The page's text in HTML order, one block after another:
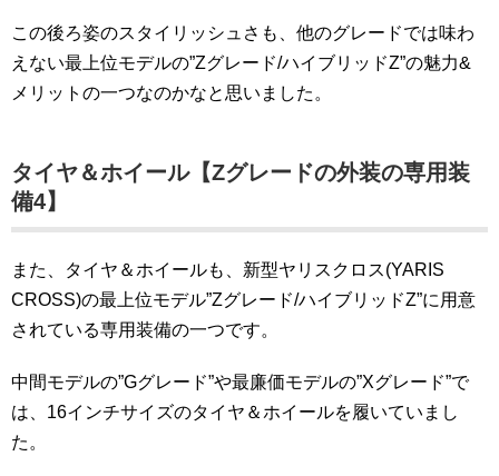
この後ろ姿のスタイリッシュさも、他のグレードでは味わ
えない最上位モデルの”Zグレード/ハイブリッドZ”の魅力&
メリットの一つなのかなと思いました。
タイヤ＆ホイール【Zグレードの外装の専用装
備4】
また、タイヤ＆ホイールも、新型ヤリスクロス(YARIS
CROSS)の最上位モデル”Zグレード/ハイブリッドZ”に用意
されている専用装備の一つです。
中間モデルの”Gグレード”や最廉価モデルの”Xグレード”で
は、16インチサイズのタイヤ＆ホイールを履いていまし
た。